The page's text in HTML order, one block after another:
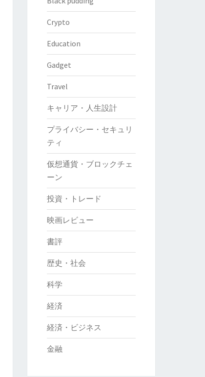
Crypto
Education
Gadget
Travel
キャリア・人生設計
プライバシー・セキュリ
ティ
仮想通貨・ブロックチェ
ーン
投資・トレード
映画レビュー
書評
歴史・社会
科学
経済
経済・ビジネス
金融